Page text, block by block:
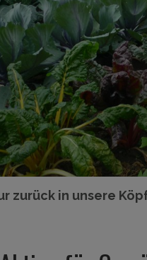
zurück in unsere